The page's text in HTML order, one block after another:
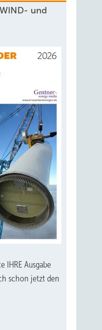
und
IHRE Ausgabe
schon jetzt den